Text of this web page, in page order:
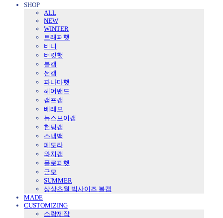
SHOP
ALL
NEW
WINTER
트래퍼햇
비니
버킷햇
볼캡
썬캡
파나마햇
헤어밴드
캠프캡
베레모
뉴스보이캡
헌팅캡
스냅백
페도라
와치캡
플로피햇
군모
SUMMER
상상초월 빅사이즈 볼캡
MADE
CUSTOMIZING
소량제작